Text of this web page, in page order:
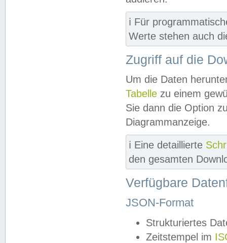
ℹ️ Für
Werte stehen auch
Zugriff auf die
Um die Daten
Tabelle zu einem
Sie dann die Option
Diagrammanzeige.
ℹ️ Eine detaillierte
den gesamten
Verfügbare
JSON-Format
Strukturiertes
Zeitstempel im